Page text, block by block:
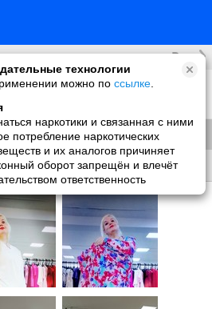
технологии
можно по ссылке
наркотики и связанная с ними
потребление наркотических
и их аналогов причиняет
оборот запрещён и влечёт
ответственность
Все
все 393 альбома
Все